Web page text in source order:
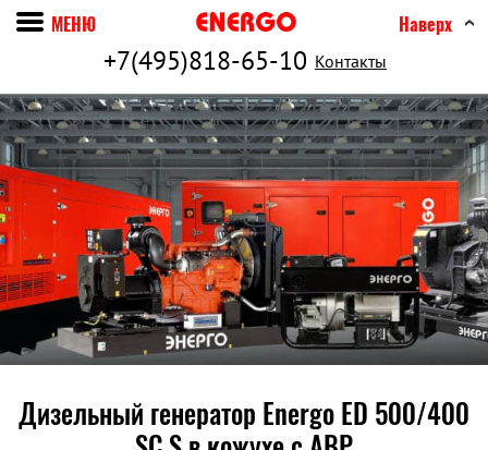
+7(495)818-65-10 Контакты
МЕНЮ Наверх
Дизельный генератор Energo ED 500/400